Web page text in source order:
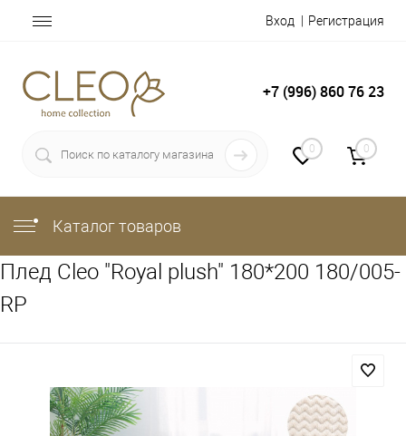
Вход Регистрация
+7 (996) 860 76 23
0 0
Каталог товаров
Плед Cleo "Royal plush" 180*200 180/005-
RP